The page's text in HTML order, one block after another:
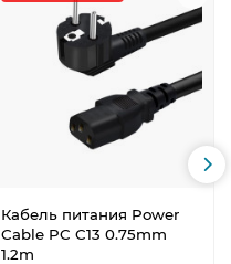
Кабель питания Power
Cable PC C13 0.75mm
1.2m